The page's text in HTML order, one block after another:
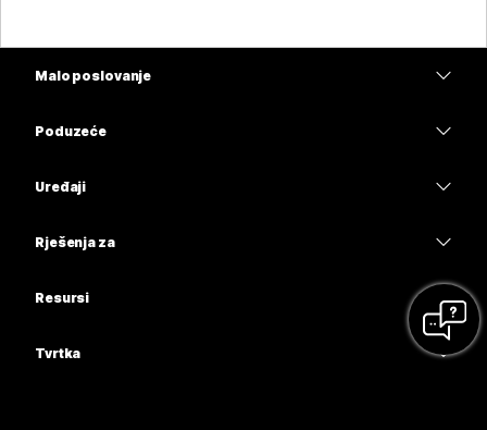
Malo poslovanje
Poduzeće
Uređaji
Rješenja za
Resursi
Tvrtka